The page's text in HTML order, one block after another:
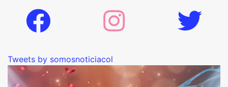
Tweets by somosnoticiacol